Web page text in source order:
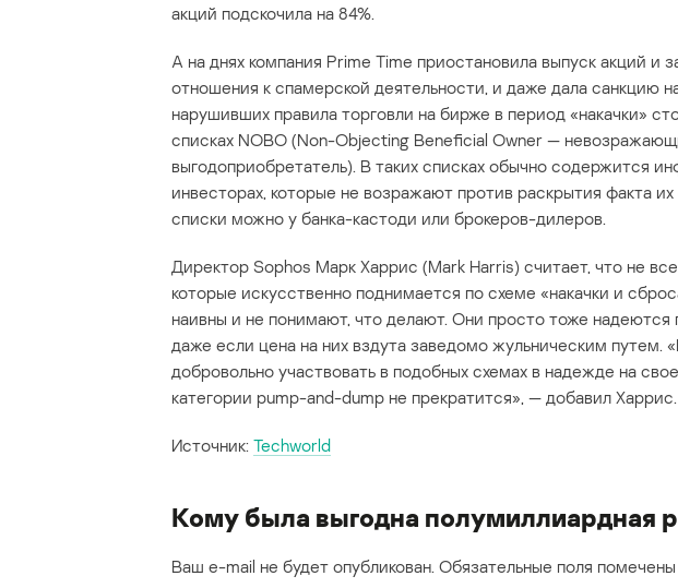
акций подскочила на 84%.
А на днях компания Prime Time приостановила выпуск акций и
отношения к спамерской деятельности, и даже дала санкцию
нарушивших правила торговли на бирже в период «накачки»
списках NOBO (Non-Objecting Beneficial Owner —
выгодоприобретатель). В таких списках обычно содержится
инвесторах, которые не возражают против раскрытия факта
списки можно у банка-кастоди или брокеров-дилеров.
Директор Sophos Марк Харрис (Mark Harris) считает, что не
которые искусственно поднимается по схеме «накачки и
наивны и не понимают, что делают. Они просто тоже надеются
даже если цена на них вздута заведомо жульническим путем.
добровольно участвовать в подобных схемах в надежде на
категории pump-and-dump не прекратится», — добавил Харрис.
Источник: Techworld
Кому была выгодна полумиллиардная
Ваш e-mail не будет опубликован. Обязательные поля помечены